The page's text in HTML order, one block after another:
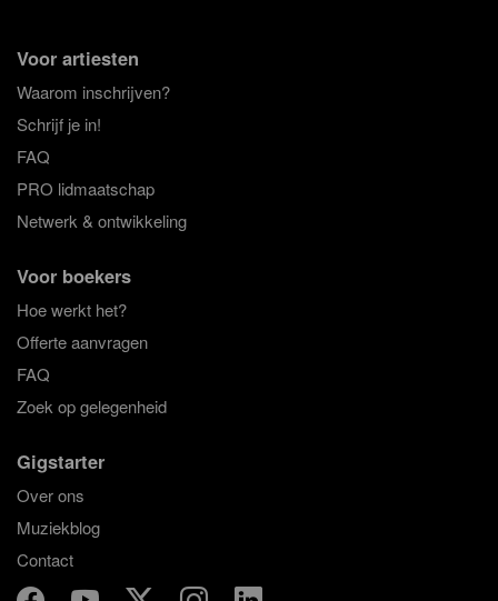
Voor artiesten
Waarom inschrijven?
Schrijf je in!
FAQ
PRO lidmaatschap
Netwerk & ontwikkeling
Voor boekers
Hoe werkt het?
Offerte aanvragen
FAQ
Zoek op gelegenheid
Gigstarter
Over ons
Muziekblog
Contact